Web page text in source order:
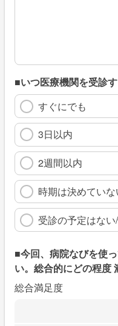
■いつ医療機関を受診
すぐにでも
3日以内
2週間以内
時期は決めていな
受診の予定はな
■今回、病院なびを使
い。総合的にどの程度
総合満足度